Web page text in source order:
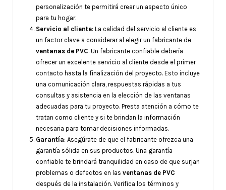
personalización te permitirá crear un aspecto único
para tu hogar.
Servicio al cliente: La calidad del servicio al cliente es
un factor clave a considerar al elegir un fabricante de
ventanas de PVC. Un fabricante confiable debería
ofrecer un excelente servicio al cliente desde el primer
contacto hasta la finalización del proyecto. Esto incluye
una comunicación clara, respuestas rápidas a tus
consultas y asistencia en la elección de las ventanas
adecuadas para tu proyecto. Presta atención a cómo te
tratan como cliente y si te brindan la información
necesaria para tomar decisiones informadas.
Garantía: Asegúrate de que el fabricante ofrezca una
garantía sólida en sus productos. Una garantía
confiable te brindará tranquilidad en caso de que surjan
problemas o defectos en las ventanas de PVC
después de la instalación. Verifica los términos y